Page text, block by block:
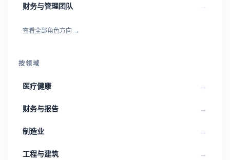
财务与管理团队 →
查看全部角色方向 →
按领域
医疗健康 →
财务与报告 →
制造业 →
工程与建筑 →